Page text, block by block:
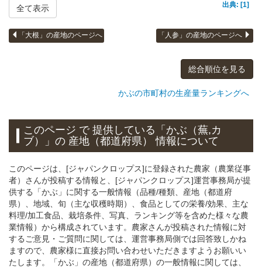
出典: [1]
全て表示
「大根」の産地のページへ 「人参」の産地のページへ
総合順位を見る
かぶの市町村の生産量ランキングへ
このページ で 提供している「かぶ（蕪,カ
ブ）」の 産地（都道府県） 情報について
このページは、[ジャパンクロップス]に登録された農家（農業従事
者）さんが投稿する情報と、[ジャパンクロップス]運営事務局が提
供する「かぶ」に関する一般情報（品種/種類、産地（都道府
県）、地域、旬（主な収穫時期）、食品としての栄養/効果、主な
料理/加工食品、栽培条件、写真、ランキング等を含めた様々な農
業情報）から構成されています。農家さんが投稿された情報に対
するご意見・ご質問に関しては、運営事務局側では回答致しかね
ますので、農家様に直接お問い合わせいただきますようお願いい
たします。「かぶ」の産地（都道府県）の一般情報に関しては、